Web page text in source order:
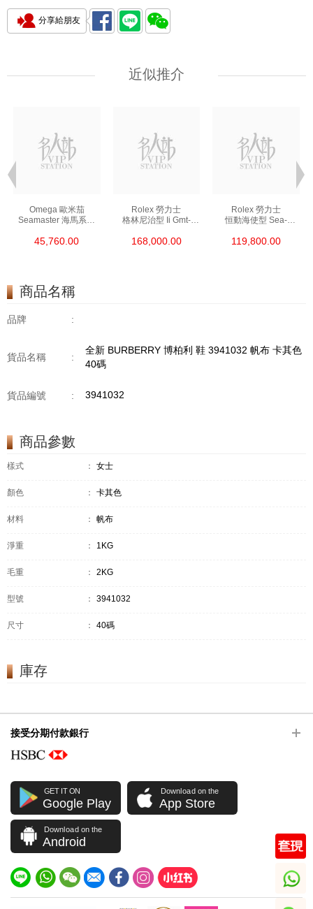
分享給朋友
近似推介
Omega 歐米茄
Seamaster 海馬系列
精鋼 Nekton Edition
45,760.00
Rolex 勞力士
格林尼治型 Ii Gmt-
0002 18kt玫瑰金/鋼
168,000.00
Rolex 勞力士
恒動海使型 Sea-
精鋼 單紅
119,800.00
商品名稱
品牌 :
貨品名稱 :
全新 BURBERRY 博柏利 鞋 3941032 帆布 卡其色
40碼
貨品編號 : 3941032
商品參數
樣式 ： 女士
顏色 ： 卡其色
材料 ： 帆布
淨重 ： 1KG
毛重 ： 2KG
型號 ： 3941032
尺寸 ： 40碼
庫存
接受分期付款銀行
GET IT ON
Google Play
Download on the
App Store
Download on the
Android
whatsapp